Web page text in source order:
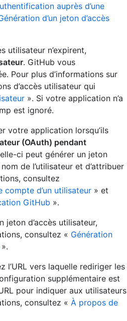
auprès d’une
d’un jeton d’accès
utilisateur n’expirent,
. GitHub vous
Pour plus d’informations sur
d’accès utilisateur qui
». Si votre application n’a
est ignoré.
votre application lorsqu’ils
(OAuth) pendant
ci peut générer un jeton
de l’utilisateur et d’attribuer
consultez
d’un utilisateur » et
GitHub ».
jeton d’accès utilisateur,
consultez « Génération
».
l’URL vers laquelle rediriger les
supplémentaire est
pour indiquer aux utilisateurs
consultez « À propos de